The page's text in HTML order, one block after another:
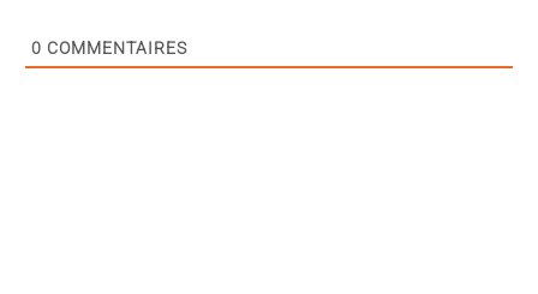
0 COMMENTAIRES